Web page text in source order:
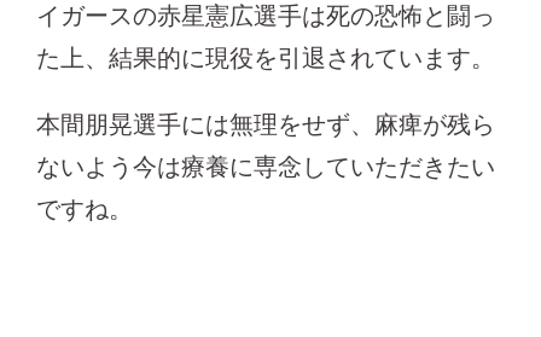
イガースの赤星憲広選手は死の恐怖と闘っ
た上、結果的に現役を引退されています。
本間朋晃選手には無理をせず、麻痺が残ら
ないよう今は療養に専念していただきたい
ですね。